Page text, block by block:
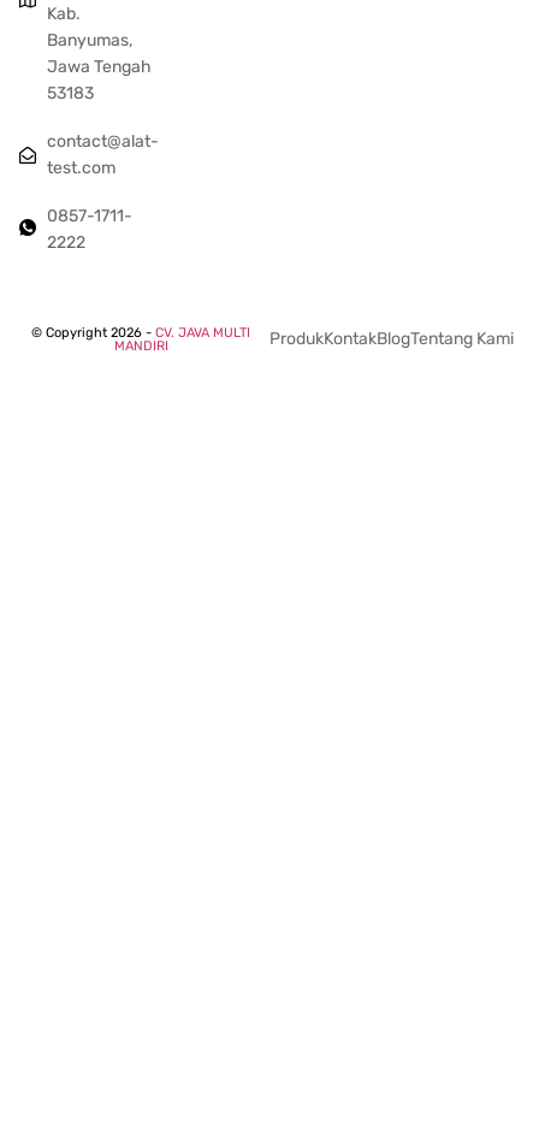
Kab.
Banyumas,
Jawa Tengah
53183
contact@alat-
test.com
0857-1711-
2222
© Copyright 2026 - CV. JAVA MULTI
MANDIRI
ProdukKontakBlogTentang Kami